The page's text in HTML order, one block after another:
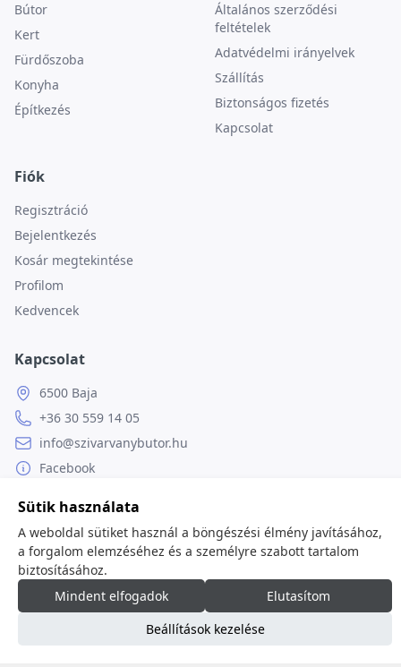
Bútor
Kert
Fürdőszoba
Konyha
Építkezés
Általános szerződési
feltételek
Adatvédelmi irányelvek
Szállítás
Biztonságos fizetés
Kapcsolat
Fiók
Regisztráció
Bejelentkezés
Kosár megtekintése
Profilom
Kedvencek
Kapcsolat
6500 Baja
+36 30 559 14 05
info@szivarvanybutor.hu
Facebook
© 2026minden jog fenntartva.
Sütik használata
A weboldal sütiket használ a böngészési élmény javításához,
a forgalom elemzéséhez és a személyre szabott tartalom
biztosításához.
Mindent elfogadok
Elutasítom
Beállítások kezelése